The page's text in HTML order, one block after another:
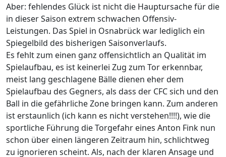
Aber: fehlendes Glück ist nicht die Hauptursache für die
in dieser Saison extrem schwachen Offensiv-
Leistungen. Das Spiel in Osnabrück war lediglich ein
Spiegelbild des bisherigen Saisonverlaufs.
Es fehlt zum einen ganz offensichtlich an Qualität im
Spielaufbau, es ist keinerlei Zug zum Tor erkennbar,
meist lang geschlagene Bälle dienen eher dem
Spielaufbau des Gegners, als dass der CFC sich und den
Ball in die gefährliche Zone bringen kann. Zum anderen
ist erstaunlich (ich kann es nicht verstehen!!!!), wie die
sportliche Führung die Torgefahr eines Anton Fink nun
schon über einen längeren Zeitraum hin, schlichtweg
zu ignorieren scheint. Als, nach der klaren Ansage und